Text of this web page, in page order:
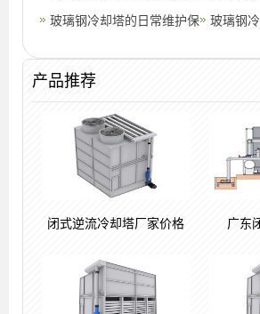
程)
的填料
洗?(闭
玻璃钢冷却塔的日常维护保
玻璃钢
产品推荐
闭式逆流冷却塔厂家价格 广东